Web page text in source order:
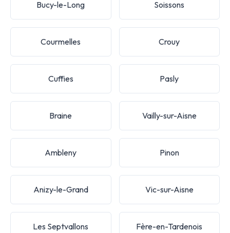
Bucy-le-Long Soissons
Courmelles Crouy
Cuffies Pasly
Braine Vailly-sur-Aisne
Ambleny Pinon
Anizy-le-Grand Vic-sur-Aisne
Les Septvallons Fère-en-Tardenois